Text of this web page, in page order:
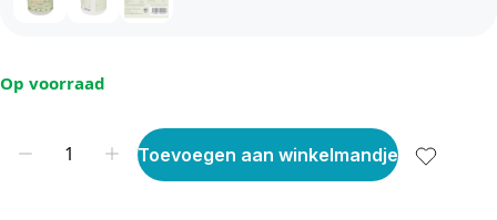
Op voorraad
Toevoegen aan winkelmandje